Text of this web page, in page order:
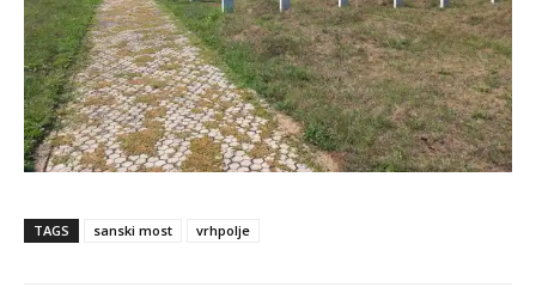
TAGS sanski most vrhpolje